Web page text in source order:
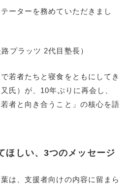
ーターを務めていただきまし
路プラッツ 2代目塾長）
若者たちと寝食をともにしてき
氏）が、10年ぶりに再会し、
者と向き合うこと」の核心を語
ほしい、3つのメッセージ
は、支援者向けの内容に留まら